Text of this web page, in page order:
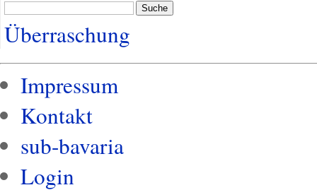
Suche
Überraschung
Impressum
Kontakt
sub-bavaria
Login